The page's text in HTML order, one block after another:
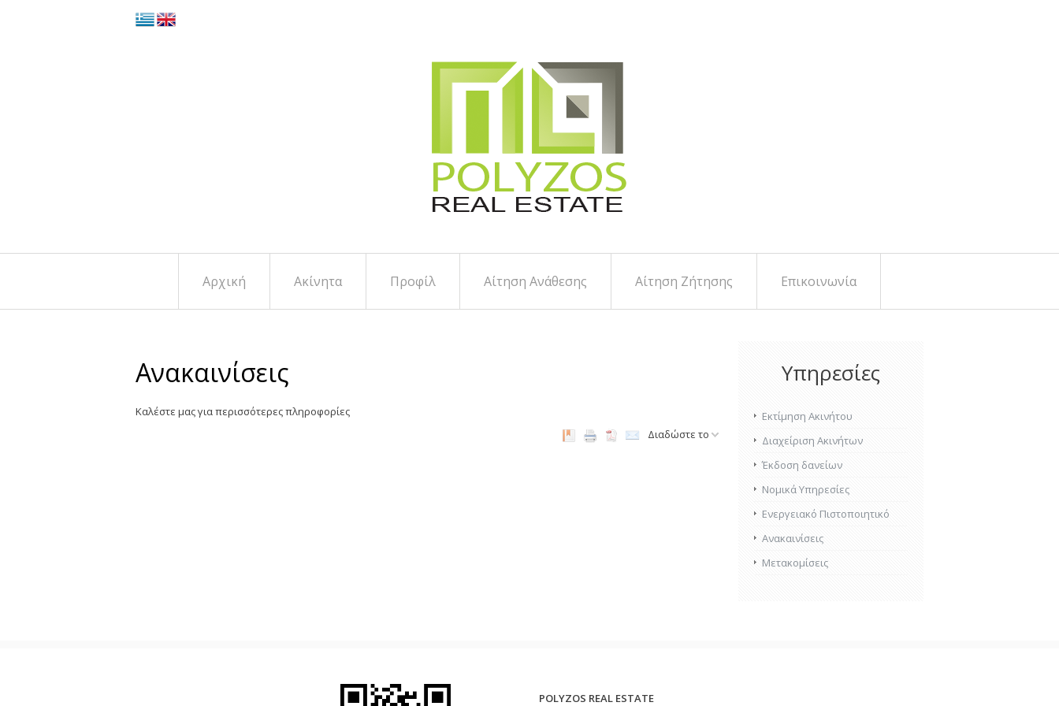
Αρχική Ακίνητα Προφίλ Αίτηση Ανάθεσης Αίτηση Ζήτησης Επικοινωνία
Ανακαινίσεις
Καλέστε μας για περισσότερες πληροφορίες
Διαδώστε το
Υπηρεσίες
Εκτίμηση Ακινήτου
Διαχείριση Ακινήτων
Έκδοση δανείων
Νομικά Υπηρεσίες
Ενεργειακό Πιστοποιητικό
Ανακαινίσεις
Μετακομίσεις
POLYZOS REAL ESTATE